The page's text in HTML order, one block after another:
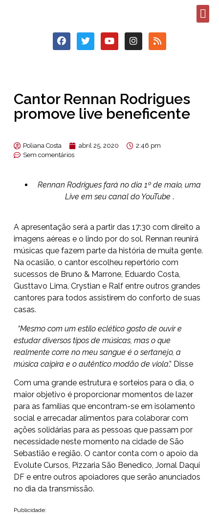
Cantor Rennan Rodrigues
promove live beneficente
Poliana Costa abril 25, 2020
2:46 pm
Sem comentários
Rennan Rodrigues fará no dia 1º de maio, uma
Live em seu canal do YouTube .
A apresentação será a partir das 17:30 com direito a
imagens aéreas e o lindo por do sol. Rennan reunirá
músicas que fazem parte da história de muita gente.
Na ocasião, o cantor escolheu repertório com
sucessos de Bruno & Marrone, Eduardo Costa,
Gusttavo Lima, Crystian e Ralf entre outros grandes
cantores para todos assistirem do conforto de suas
casas.
“Mesmo com um estilo eclético gosto de ouvir e
estudar diversos tipos de músicas, mas o que
realmente corre no meu sangue é o sertanejo, a
música caipira e o autêntico modão de viola.” Disse
Com uma grande estrutura e sorteios para o dia, o
maior objetivo é proporcionar momentos de lazer
para as famílias que encontram-se em isolamento
social e arrecadar alimentos para colaborar com
ações solidárias para as pessoas que passam por
necessidade neste momento na cidade de São
Sebastião e região. O cantor conta com o apoio da
Evolute Cursos, Pizzaria São Benedico, Jornal Daqui
DF e entre outros apoiadores que serão anunciados
no dia da transmissão.
Publicidade: